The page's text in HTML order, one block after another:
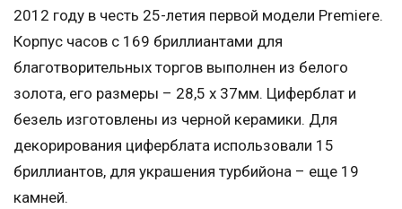
2012 году в честь 25-летия первой модели Premiere.
Корпус часов с 169 бриллиантами для
благотворительных торгов выполнен из белого
золота, его размеры – 28,5 x 37мм. Циферблат и
безель изготовлены из черной керамики. Для
декорирования циферблата использовали 15
бриллиантов, для украшения турбийона – еще 19
камней.